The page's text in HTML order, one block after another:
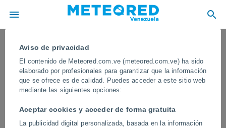
Aviso de privacidad
El contenido de Meteored.com.ve (meteored.com.ve) ha sido
elaborado por profesionales para garantizar que la información
que se ofrece es de calidad. Puedes acceder a este sitio web
mediante las siguientes opciones:
Aceptar cookies y acceder de forma gratuita
La publicidad digital personalizada, basada en la información